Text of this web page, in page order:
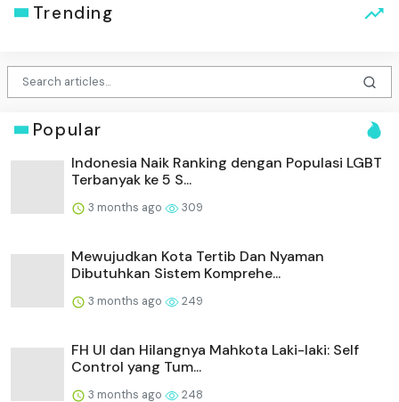
Trending
Popular
Indonesia Naik Ranking dengan Populasi LGBT
Terbanyak ke 5 S...
3 months ago 309
Mewujudkan Kota Tertib Dan Nyaman
Dibutuhkan Sistem Komprehe...
3 months ago 249
FH UI dan Hilangnya Mahkota Laki-laki: Self
Control yang Tum...
3 months ago 248